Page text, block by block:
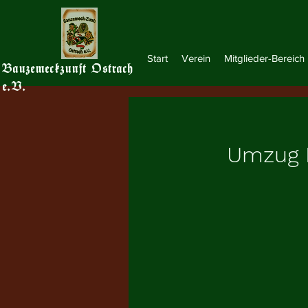
Bauzemeckzunft Ostrach
e.V.
Start Verein Mitglieder-Bereich
Umzug